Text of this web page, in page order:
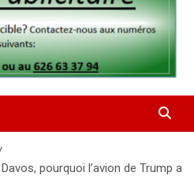
pourquoi l’avion de Trump a